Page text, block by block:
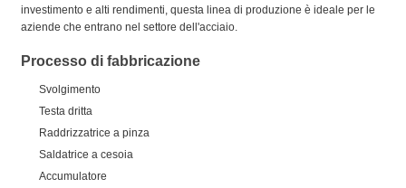
investimento e alti rendimenti, questa linea di produzione è ideale per le
aziende che entrano nel settore dell'acciaio.
Processo di fabbricazione
Svolgimento
Testa dritta
Raddrizzatrice a pinza
Saldatrice a cesoia
Accumulatore